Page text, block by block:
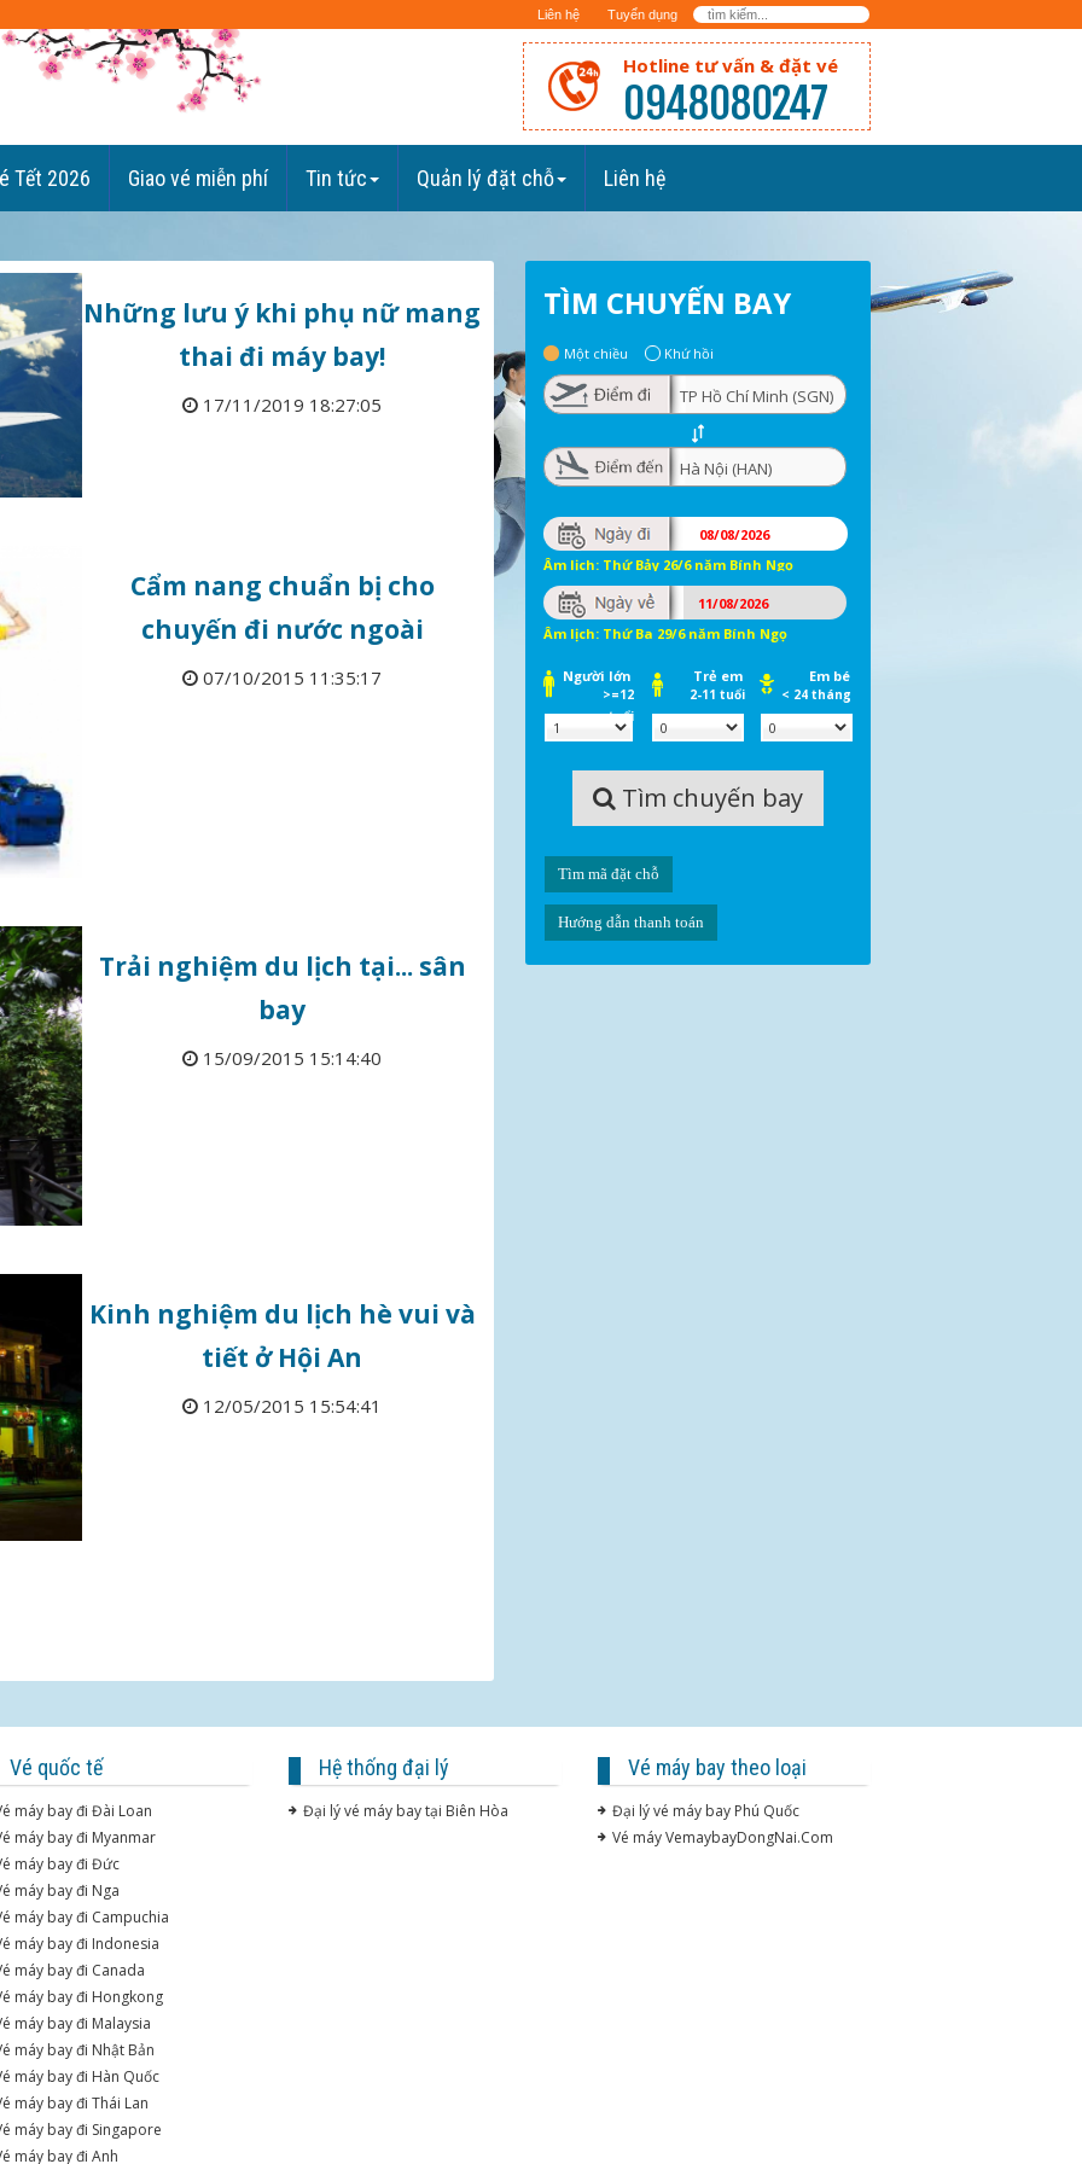
Liên hệ Tuyển dụng
Hotline tư vấn & đặt vé
0948080247
Tết 2026 Giao vé miễn phí Tin tức Quản lý đặt chỗ Liên hệ
Những lưu ý khi phụ nữ mang
thai đi máy bay!
17/11/2019 18:27:05
Cẩm nang chuẩn bị cho
chuyến đi nước ngoài
07/10/2015 11:35:17
​Trải nghiệm du lịch tại... sân
bay
15/09/2015 15:14:40
Kinh nghiệm du lịch hè vui và
tiết ở Hội An
12/05/2015 15:54:41
TÌM CHUYẾN BAY
Một chiều Khứ hồi
Âm lịch: Thứ Bảy 26/6 năm Bính Ngọ
Âm lịch: Thứ Ba 29/6 năm Bính Ngọ
Người lớn
>=12
tuổi
Trẻ em
2-11 tuổi
Em bé
< 24 tháng
Tìm chuyến bay
Tìm mã đặt chỗ
Hướng dẫn thanh toán
Vé quốc tế
máy bay đi Đài Loan
máy bay đi Myanmar
máy bay đi Đức
máy bay đi Nga
máy bay đi Campuchia
máy bay đi Indonesia
máy bay đi Canada
máy bay đi Hongkong
máy bay đi Malaysia
máy bay đi Nhật Bản
máy bay đi Hàn Quốc
máy bay đi Thái Lan
máy bay đi Singapore
máy bay đi Anh
Hệ thống đại lý
Đại lý vé máy bay tại Biên Hòa
Vé máy bay theo loại
Đại lý vé máy bay Phú Quốc
Vé máy VemaybayDongNai.Com